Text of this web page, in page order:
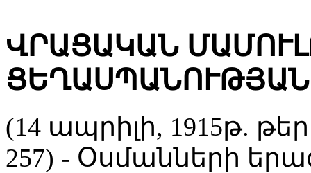
ՎՐԱՑԱԿԱՆ
(14 ապրիլի, 1915թ.
257) - Օսմանների